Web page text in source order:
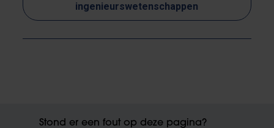
ingenieurswetenschappen
Stond er een fout op deze pagina?